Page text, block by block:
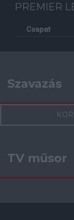
PREMIER
Csapat
Szavazás
TV műsor